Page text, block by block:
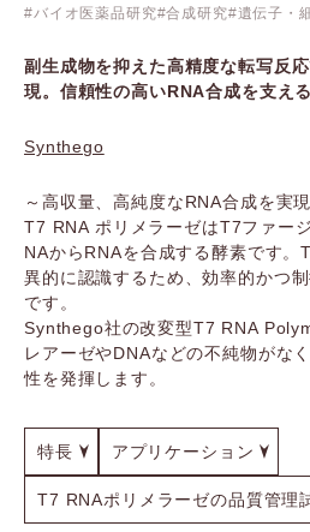
バイオ医薬品研究 合成研究 遺伝子・
副生成物を抑えた高精度な転写反
現。信頼性の高いRNA合成を支え
Synthego
～高収量、高純度なRNA合成を実
T7 RNA ポリメラーゼはT7ファー
NAからRNAを合成する酵素です。
異的に認識するため、効率的かつ
です。
Synthego社の改変型T7 RNA
レアーゼやDNAなどの不純物がな
性を発揮します。
特長 アプリケーション
T7 RNAポリメラーゼの品質管理